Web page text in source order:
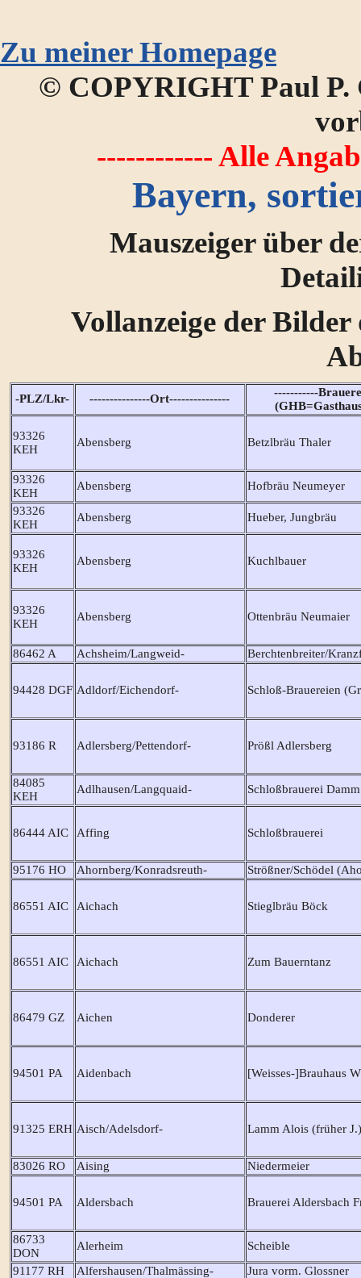
Zu meiner Homepage
© COPYRIGHT Paul P.
------------ Alle
Bayern,
Mauszeiger über
Vollanzeige der
-PLZ/Lkr- ---------------Ort---------------
-----------
93326
KEH
Abensberg Betzlbräu Thaler
93326
KEH
Abensberg
Hofbräu Neumeyer
93326
KEH
Abensberg Hueber, Jungbräu
93326
KEH
Abensberg Kuchlbauer
93326
KEH
Abensberg Ottenbräu Neumaier
86462 A Achsheim/Langweid- Berchtenbreiter/
94428 DGF Adldorf/Eichendorf- Schloß-Brauereien
93186 R Adlersberg/Pettendorf- Prößl Adlersberg
84085
KEH
Adlhausen/Langquaid- Schloßbrauerei Damm
86444 AIC Affing Schloßbrauerei
95176 HO Ahornberg/Konradsreuth- Strößner/Schödel
86551 AIC Aichach Stieglbräu Böck
86551 AIC Aichach Zum Bauerntanz
86479 GZ Aichen Donderer
94501 PA Aidenbach [Weisses-]Brauhaus
91325 ERH Aisch/Adelsdorf- Lamm Alois (früher
83026 RO Aising Niedermeier
94501 PA Aldersbach Brauerei Aldersbach
86733
DON
Alerheim
Scheible
91177 RH
Alfershausen/Thalmässing- Jura vorm. Glossner